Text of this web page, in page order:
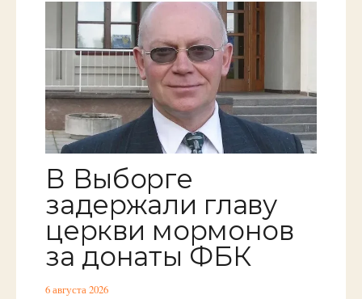
В Выборге
задержали главу
церкви мормонов
за донаты ФБК
6 августа 2026